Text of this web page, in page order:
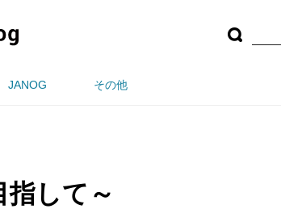
JANOG その他
して～